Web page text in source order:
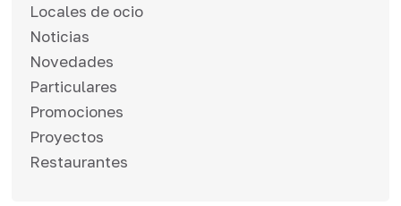
Locales de ocio
Noticias
Novedades
Particulares
Promociones
Proyectos
Restaurantes